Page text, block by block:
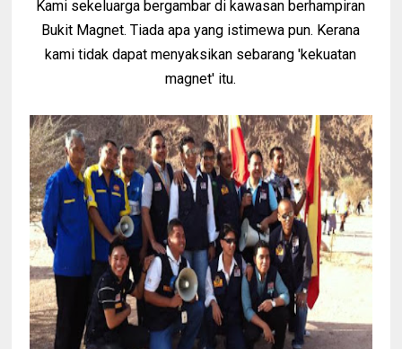
Kami sekeluarga bergambar di kawasan berhampiran
Bukit Magnet. Tiada apa yang istimewa pun. Kerana
kami tidak dapat menyaksikan sebarang 'kekuatan
magnet' itu.